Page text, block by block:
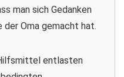
man sich Gedanken
Oma gemacht hat.
entlasten